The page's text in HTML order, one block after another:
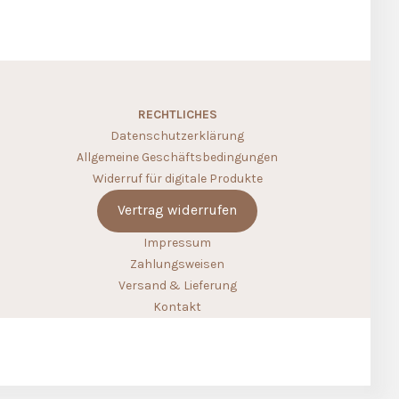
RECHTLICHES
Datenschutzerklärung
Allgemeine Geschäftsbedingungen
Widerruf für digitale Produkte
Vertrag widerrufen
Impressum
Zahlungsweisen
Versand & Lieferung
Kontakt